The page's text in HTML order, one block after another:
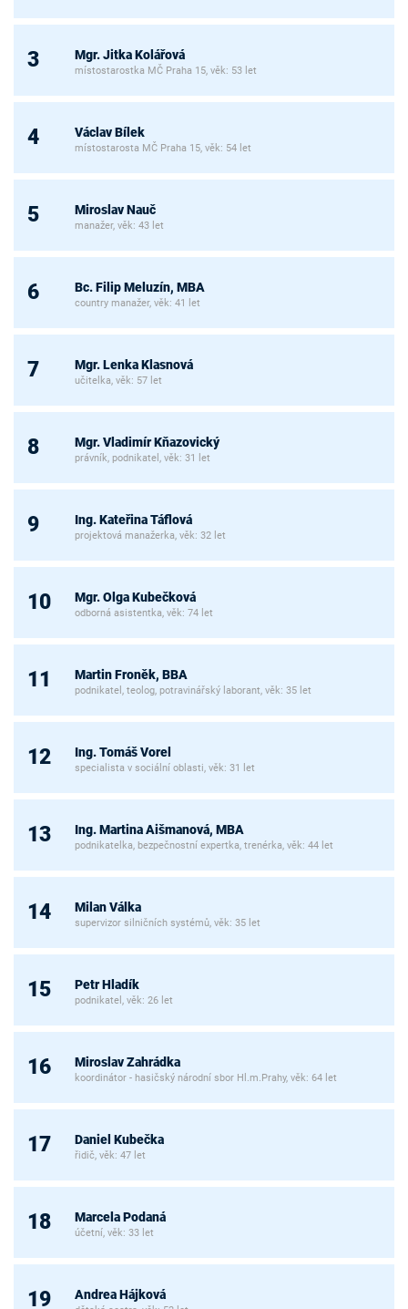
3 Mgr. Jitka Kolářová
místostarostka MČ Praha 15, věk: 53 let
4 Václav Bílek
místostarosta MČ Praha 15, věk: 54 let
5 Miroslav Nauč
manažer, věk: 43 let
6 Bc. Filip Meluzín, MBA
country manažer, věk: 41 let
7 Mgr. Lenka Klasnová
učitelka, věk: 57 let
8 Mgr. Vladimír Kňazovický
právník, podnikatel, věk: 31 let
9 Ing. Kateřina Táflová
projektová manažerka, věk: 32 let
10 Mgr. Olga Kubečková
odborná asistentka, věk: 74 let
11 Martin Froněk, BBA
podnikatel, teolog, potravinářský laborant, věk: 35 let
12 Ing. Tomáš Vorel
specialista v sociální oblasti, věk: 31 let
13 Ing. Martina Aišmanová, MBA
podnikatelka, bezpečnostní expertka, trenérka, věk: 44 let
14 Milan Válka
supervizor silničních systémů, věk: 35 let
15 Petr Hladík
podnikatel, věk: 26 let
16 Miroslav Zahrádka
koordinátor - hasičský národní sbor Hl.m.Prahy, věk: 64 let
17 Daniel Kubečka
řidič, věk: 47 let
18 Marcela Podaná
účetní, věk: 33 let
19 Andrea Hájková